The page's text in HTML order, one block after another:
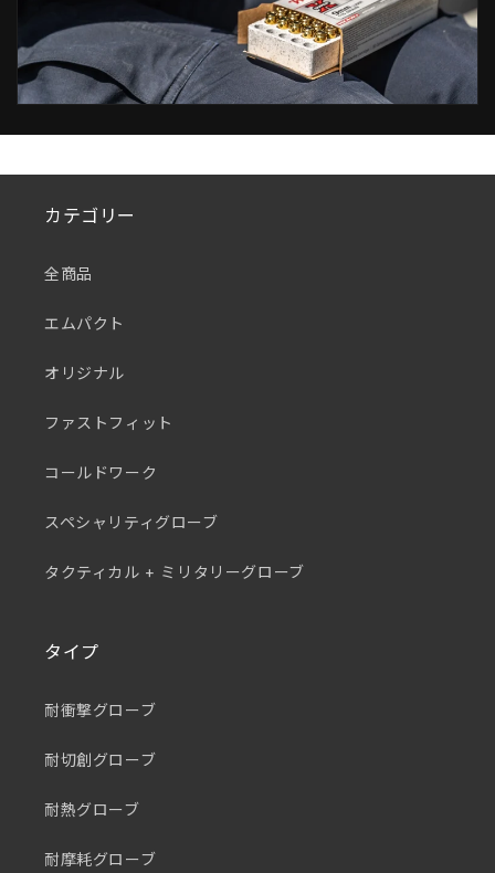
カテゴリー
全商品
エムパクト
オリジナル
ファストフィット
コールドワーク
スペシャリティグローブ
タクティカル + ミリタリーグローブ
タイプ
耐衝撃グローブ
耐切創グローブ
耐熱グローブ
耐摩耗グローブ